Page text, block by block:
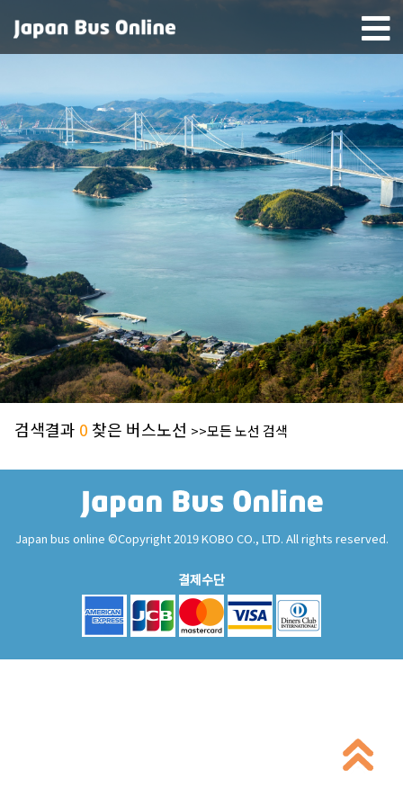
검색결과 0 찾은 버스노선 >>모든 노선 검색
Japan bus online ©Copyright 2019 KOBO CO., LTD. All rights reserved.
결제수단